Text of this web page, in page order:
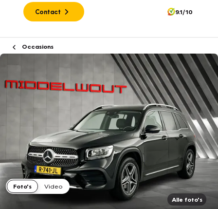
Contact 9.1/10
Occasions
Foto's
Video
Alle foto's